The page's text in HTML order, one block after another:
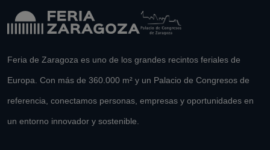
Feria de Zaragoza es uno de los grandes recintos feriales de
Europa. Con más de 360.000 m² y un Palacio de Congresos de
referencia, conectamos personas, empresas y oportunidades en
un entorno innovador y sostenible.